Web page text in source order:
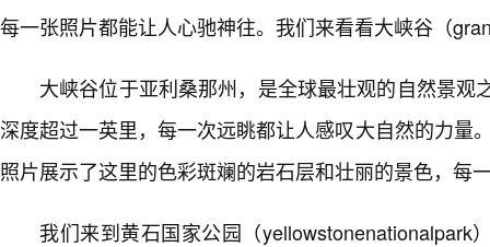
每一张照片都能让人心驰神往。我们来看看大峡谷（
大峡谷位于亚利桑那州，是全球最壮观的自然景观
深度超过一英里，每一次远眺都让人感叹大自然的力量
照片展示了这里的色彩斑斓的岩石层和壮丽的景色，每
我们来到黄石国家公园（yellowstonenationalpark